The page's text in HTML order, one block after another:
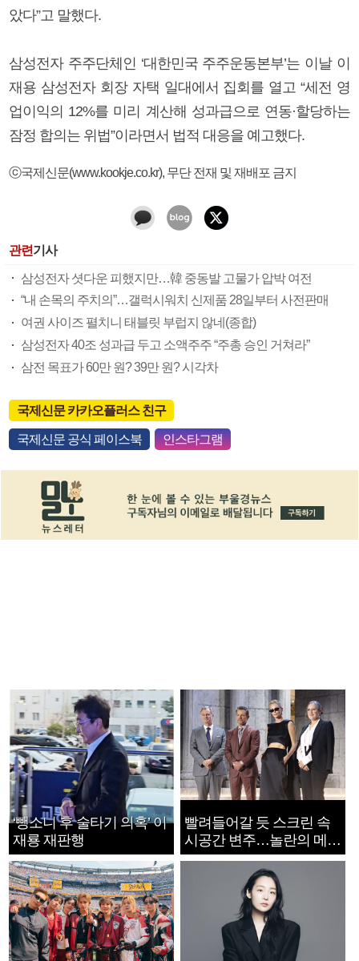
았다”고 말했다.
삼성전자 주주단체인 ‘대한민국 주주운동본부’는 이날 이
재용 삼성전자 회장 자택 일대에서 집회를 열고 “세전 영
업이익의 12%를 미리 계산해 성과급으로 연동·할당하는
잠정 합의는 위법”이라면서 법적 대응을 예고했다.
ⓒ국제신문(www.kookje.co.kr), 무단 전재 및 재배포 금지
관련기사
삼성전자 셧다운 피했지만…韓 중동발 고물가 압박 여전
“내 손목의 주치의”…갤럭시워치 신제품 28일부터 사전판매
여권 사이즈 펼치니 태블릿 부럽지 않네(종합)
삼성전자 40조 성과급 두고 소액주주 “주총 승인 거쳐라”
삼전 목표가 60만 원? 39만 원? 시각차
국제신문 카카오플러스 친구
국제신문 공식 페이스북 인스타그램
‘뺑소니 후 술타기 의혹’ 이
재룡 재판행
빨려들어갈 듯 스크린 속
시공간 변주…놀란의 메시
지는 ‘전쟁 속죄’